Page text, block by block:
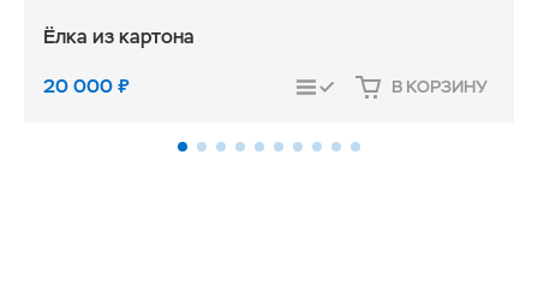
Ёлка из картона
20 000₽ СРАВНИТЬ В КОРЗИНУ